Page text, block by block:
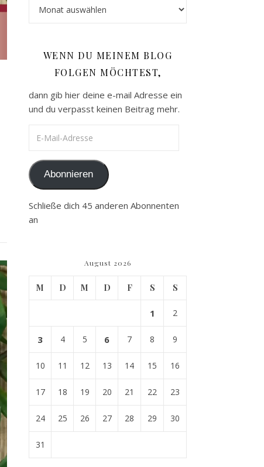
WENN DU MEINEM BLOG
FOLGEN MÖCHTEST,
dann gib hier deine e-mail Adresse ein
und du verpasst keinen Beitrag mehr.
Abonnieren
Schließe dich 45 anderen Abonnenten
an
August 2026
M D M D F S S
1 2
3 4 5 6 7 8 9
10 11 12 13 14 15 16
17 18 19 20 21 22 23
24 25 26 27 28 29 30
31